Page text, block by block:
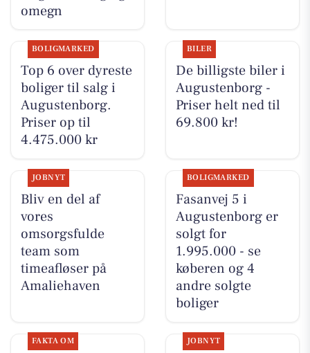
omegn
BOLIGMARKED
Top 6 over dyreste
boliger til salg i
Augustenborg.
Priser op til
4.475.000 kr
BILER
De billigste biler i
Augustenborg -
Priser helt ned til
69.800 kr!
JOBNYT
Bliv en del af
vores
omsorgsfulde
team som
timeafløser på
Amaliehaven
BOLIGMARKED
Fasanvej 5 i
Augustenborg er
solgt for
1.995.000 - se
køberen og 4
andre solgte
boliger
FAKTA OM JOBNYT